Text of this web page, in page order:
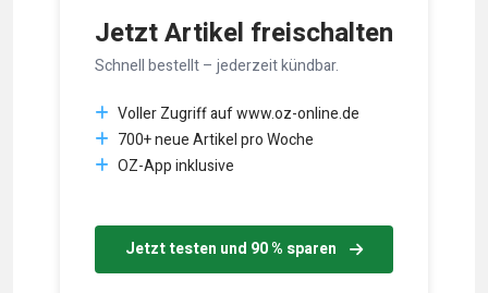
Jetzt Artikel freischalten
Schnell bestellt – jederzeit kündbar.
Voller Zugriff auf www.oz-online.de
700+ neue Artikel pro Woche
OZ-App inklusive
Jetzt testen und 90 % sparen